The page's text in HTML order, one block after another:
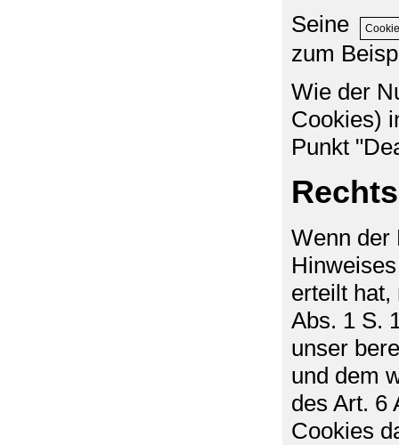
Seine
zum
Wie der
Cookies)
Punkt
Wenn der
erteilt
Abs. 1 S.
unser
und dem
des Art. 6
Cookies